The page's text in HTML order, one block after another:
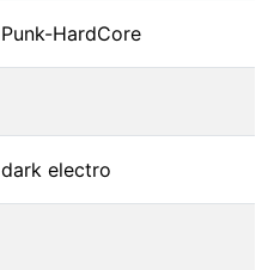
Punk-HardCore
dark electro